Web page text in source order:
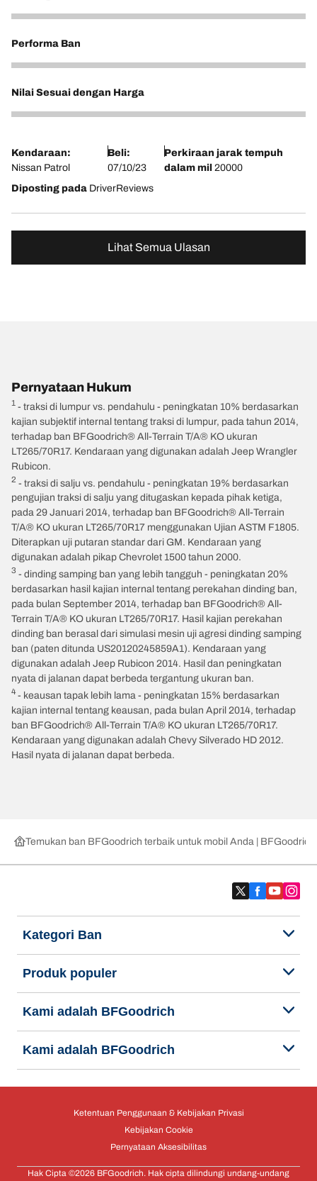
5
Performa Ban
5
Nilai Sesuai dengan Harga
5
Kendaraan:
Nissan Patrol
Beli:
07/10/23
Perkiraan jarak tempuh
dalam mil 20000
Diposting pada DriverReviews
Lihat Semua Ulasan
Pernyataan Hukum
1 - traksi di lumpur vs. pendahulu - peningkatan 10% berdasarkan
kajian subjektif internal tentang traksi di lumpur, pada tahun 2014,
terhadap ban BFGoodrich® All-Terrain T/A® KO ukuran
LT265/70R17. Kendaraan yang digunakan adalah Jeep Wrangler
Rubicon.
2 - traksi di salju vs. pendahulu - peningkatan 19% berdasarkan
pengujian traksi di salju yang ditugaskan kepada pihak ketiga,
pada 29 Januari 2014, terhadap ban BFGoodrich® All-Terrain
T/A® KO ukuran LT265/70R17 menggunakan Ujian ASTM F1805.
Diterapkan uji putaran standar dari GM. Kendaraan yang
digunakan adalah pikap Chevrolet 1500 tahun 2000.
3 - dinding samping ban yang lebih tangguh - peningkatan 20%
berdasarkan hasil kajian internal tentang perekahan dinding ban,
pada bulan September 2014, terhadap ban BFGoodrich® All-
Terrain T/A® KO ukuran LT265/70R17. Hasil kajian perekahan
dinding ban berasal dari simulasi mesin uji agresi dinding samping
ban (paten ditunda US20120245859A1). Kendaraan yang
digunakan adalah Jeep Rubicon 2014. Hasil dan peningkatan
nyata di jalanan dapat berbeda tergantung ukuran ban.
4 - keausan tapak lebih lama - peningkatan 15% berdasarkan
kajian internal tentang keausan, pada bulan April 2014, terhadap
ban BFGoodrich® All-Terrain T/A® KO ukuran LT265/70R17.
Kendaraan yang digunakan adalah Chevy Silverado HD 2012.
Hasil nyata di jalanan dapat berbeda.
Temukan ban BFGoodrich terbaik untuk mobil Anda |
Kategori Ban
Produk populer
Kami adalah BFGoodrich
Kami adalah BFGoodrich
Ketentuan Penggunaan & Kebijakan Privasi
Kebijakan Cookie
Pernyataan Aksesibilitas
Hak Cipta ©2026 BFGoodrich. Hak cipta dilindungi undang-undang